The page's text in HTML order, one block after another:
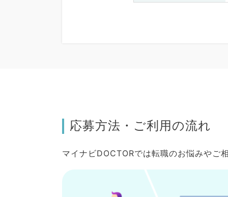
応募方法・ご利用の流れ
マイナビDOCTORでは転職のお悩みやご